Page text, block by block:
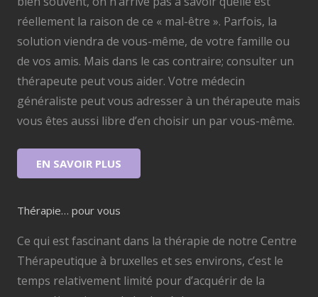
réellement la raison de ce « mal-être ». Parfois, la
solution viendra de vous-même, de votre famille ou
de vos amis. Mais dans le cas contraire; consulter un
thérapeute peut vous aider. Votre médecin
généraliste peut vous adresser à un thérapeute mais
vous êtes aussi libre d’en choisir un par vous-même.
EN SAVOIR PLUS
Thérapie… pour vous
Ce qui est fascinant dans la thérapie de notre Centre
Thérapeutique à bruxelles et ses environs, c’est le
temps relativement limité pour d’acquérir de la